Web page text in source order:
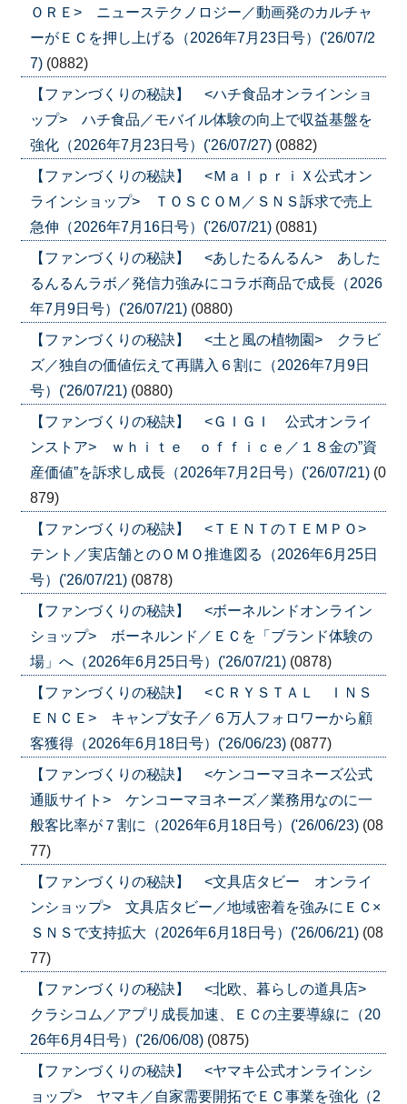
ＯＲＥ> ニューステクノロジー／動画発のカルチャ
ーがＥＣを押し上げる（2026年7月23日号）('26/07/2
7) (0882)
【ファンづくりの秘訣】 <ハチ食品オンラインショ
ップ> ハチ食品／モバイル体験の向上で収益基盤を
強化（2026年7月23日号）('26/07/27) (0882)
【ファンづくりの秘訣】 <ＭａｌｐｒｉＸ公式オン
ラインショップ> ＴＯＳＣＯＭ／ＳＮＳ訴求で売上
急伸（2026年7月16日号）('26/07/21) (0881)
【ファンづくりの秘訣】 <あしたるんるん> あした
るんるんラボ／発信力強みにコラボ商品で成長（2026
年7月9日号）('26/07/21) (0880)
【ファンづくりの秘訣】 <土と風の植物園> クラビ
ズ／独自の価値伝えて再購入６割に（2026年7月9日
号）('26/07/21) (0880)
【ファンづくりの秘訣】 <ＧＩＧＩ 公式オンライ
ンストア> ｗｈｉｔｅ ｏｆｆｉｃｅ／１８金の”資
産価値”を訴求し成長（2026年7月2日号）('26/07/21) (0
879)
【ファンづくりの秘訣】 <ＴＥＮＴのＴＥＭＰＯ>
テント／実店舗とのＯＭＯ推進図る（2026年6月25日
号）('26/07/21) (0878)
【ファンづくりの秘訣】 <ボーネルンドオンライン
ショップ> ボーネルンド／ＥＣを「ブランド体験の
場」へ（2026年6月25日号）('26/07/21) (0878)
【ファンづくりの秘訣】 <ＣＲＹＳＴＡＬ ＩＮＳ
ＥＮＣＥ> キャンプ女子／６万人フォロワーから顧
客獲得（2026年6月18日号）('26/06/23) (0877)
【ファンづくりの秘訣】 <ケンコーマヨネーズ公式
通販サイト> ケンコーマヨネーズ／業務用なのに一
般客比率が７割に（2026年6月18日号）('26/06/23) (08
77)
【ファンづくりの秘訣】 <文具店タビー オンライ
ンショップ> 文具店タビー／地域密着を強みにＥＣ×
ＳＮＳで支持拡大（2026年6月18日号）('26/06/21) (08
77)
【ファンづくりの秘訣】 <北欧、暮らしの道具店>
クラシコム／アプリ成長加速、ＥＣの主要導線に（20
26年6月4日号）('26/06/08) (0875)
【ファンづくりの秘訣】 <ヤマキ公式オンラインシ
ョップ> ヤマキ／自家需要開拓でＥＣ事業を強化（2